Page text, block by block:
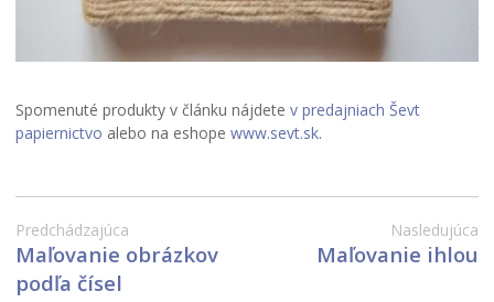
Spomenuté produkty v článku nájdete v predajniach Ševt
papiernictvo alebo na eshope www.sevt.sk.
Predchádzajúca
Maľovanie obrázkov
podľa čísel
Nasledujúca
Maľovanie ihlou